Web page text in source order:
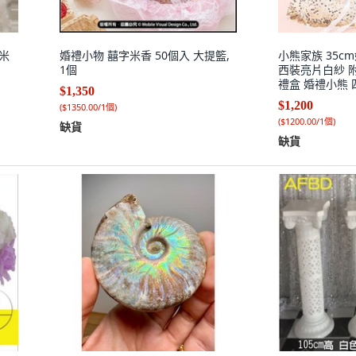
婚禮小物 囍字米香 50個入 大提籃,
1個
$1,350
($1350.00/1個)
缺貨
小熊家族
西裝亮片白紗
禮盒 婚禮小熊
須繡字
$1,200
($1200.00/1個)
缺貨